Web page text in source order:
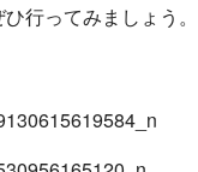
行ってみましょう。